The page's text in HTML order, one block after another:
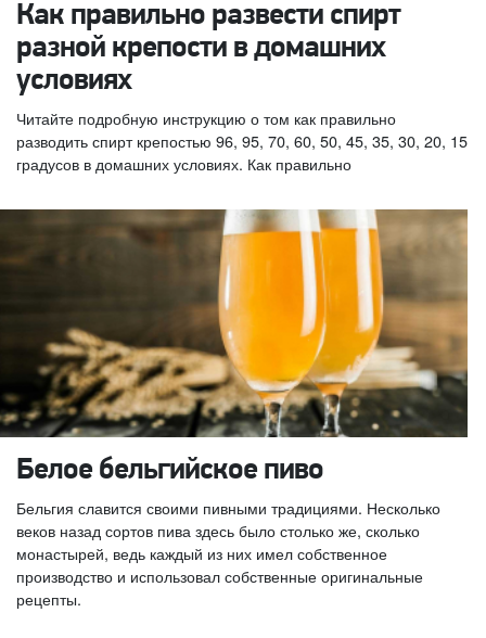
Как правильно развести спирт
разной крепости в домашних
условиях
Читайте подробную инструкцию о том как правильно
разводить спирт крепостью 96, 95, 70, 60, 50, 45, 35, 30, 20, 15
градусов в домашних условиях. Как правильно
Белое бельгийское пиво
Бельгия славится своими пивными традициями. Несколько
веков назад сортов пива здесь было столько же, сколько
монастырей, ведь каждый из них имел собственное
производство и использовал собственные оригинальные
рецепты.